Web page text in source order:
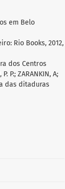
em Belo
Rio Books, 2012,
dos Centros
P.; ZARANKIN, A;
das ditaduras